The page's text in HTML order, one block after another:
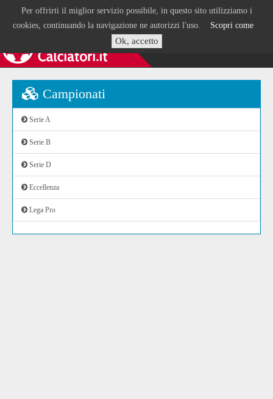
Per offrirti il miglior servizio possibile, in questo sito utilizziamo i
cookies, continuando la navigazione ne autorizzi l'uso. Scopri come
Ok, accetto
Campionati
Serie A
Serie B
Serie D
Eccellenza
Lega Pro